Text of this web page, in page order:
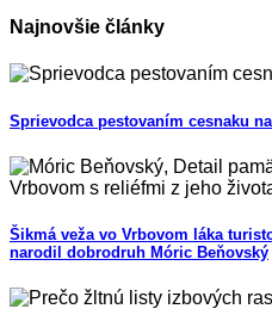
Najnovšie články
Sprievodca pestovaním cesnaku
Šikmá veža vo Vrbovom láka
narodil dobrodruh Móric Beňovský